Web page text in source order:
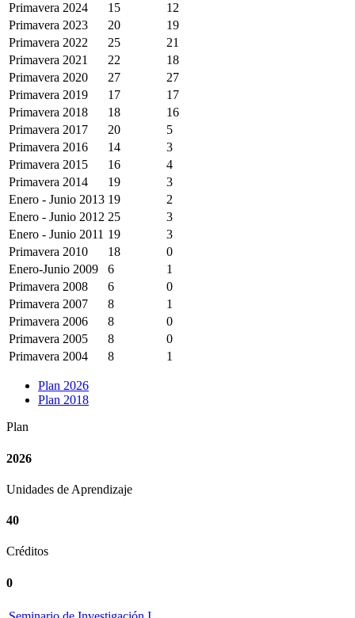
Primavera 2024
15
12
Primavera 2023
20
19
Primavera 2022
25
21
Primavera 2021
22
18
Primavera 2020
27
27
Primavera 2019
17
17
Primavera 2018
18
16
Primavera 2017
20
5
Primavera 2016
14
3
Primavera 2015
16
4
Primavera 2014
19
3
Enero - Junio 2013 19
2
Enero - Junio 2012 25
3
Enero - Junio 2011 19
3
Primavera 2010
18
0
Enero-Junio 2009
6
1
Primavera 2008
6
0
Primavera 2007
8
1
Primavera 2006
8
0
Primavera 2005
8
0
Primavera 2004
8 1
Plan 2026
Plan 2018
Plan
2026
Unidades de Aprendizaje
40
Créditos
0